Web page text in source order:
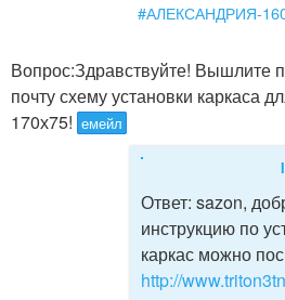
#АЛЕКСАНДРИЯ-
Вопрос:Здравствуйте! Вышлите
почту схему установки каркаса
170х75! емейл
Ответ: sazon,
инструкцию по
каркас можно
http://